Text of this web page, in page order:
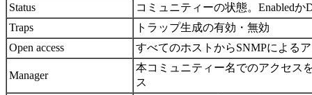
Status
コミュニティーの状態。Enabledか
Traps
トラップ生成の有効・無効
Open access
すべてのホストからSNMPによる
Manager
本コミュニティー名でのアクセス
ス